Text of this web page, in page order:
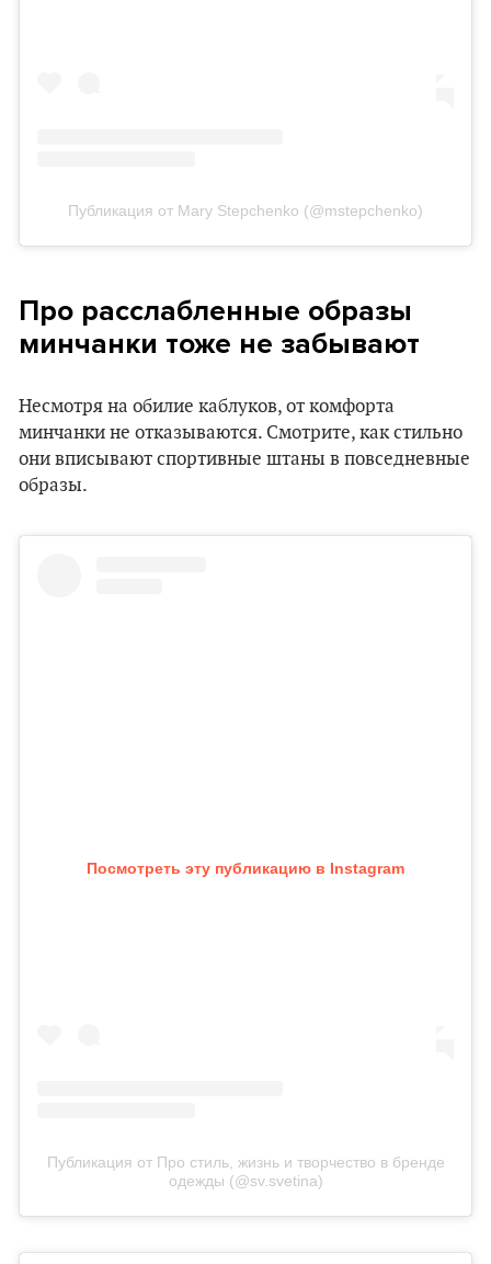
Публикация от Mary Stepchenko (@mstepchenko)
Про расслабленные образы
минчанки тоже не забывают
Несмотря на обилие каблуков, от комфорта
минчанки не отказываются. Смотрите, как стильно
они вписывают спортивные штаны в повседневные
образы.
Посмотреть эту публикацию в Instagram
Публикация от Про стиль, жизнь и творчество в бренде
одежды (@sv.svetina)